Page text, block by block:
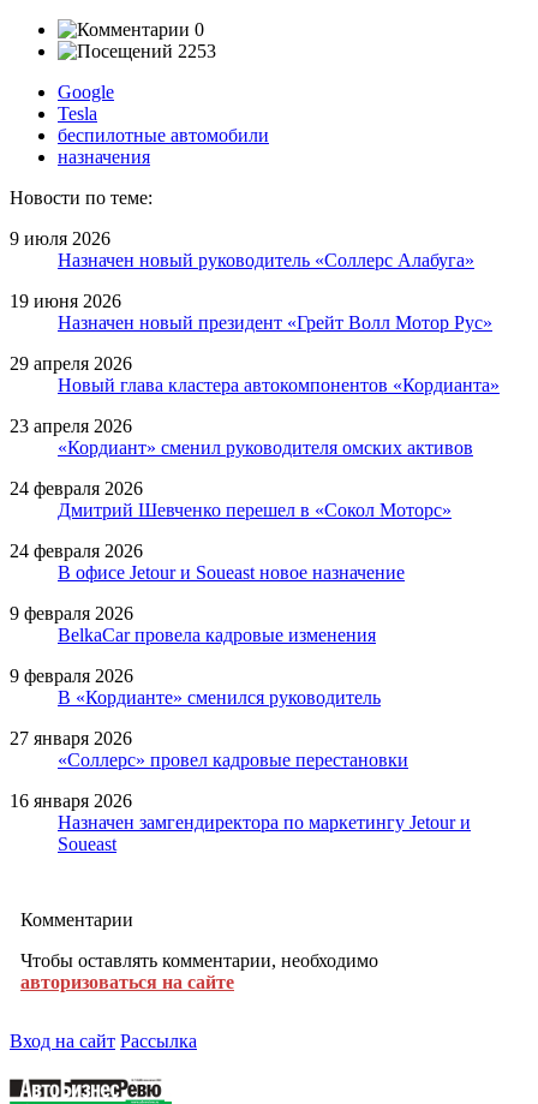
0
2253
Google
Tesla
беспилотные автомобили
назначения
Новости по теме:
9 июля 2026
Назначен новый руководитель «Соллерс Алабуга»
19 июня 2026
Назначен новый президент «Грейт Волл Мотор Рус»
29 апреля 2026
Новый глава кластера автокомпонентов «Кордианта»
23 апреля 2026
«Кордиант» сменил руководителя омских активов
24 февраля 2026
Дмитрий Шевченко перешел в «Сокол Моторс»
24 февраля 2026
В офисе Jetour и Soueast новое назначение
9 февраля 2026
BelkaCar провела кадровые изменения
9 февраля 2026
В «Кордианте» сменился руководитель
27 января 2026
«Соллерс» провел кадровые перестановки
16 января 2026
Назначен замгендиректора по маркетингу Jetour и
Soueast
Комментарии
Чтобы оставлять комментарии, необходимо
авторизоваться на сайте
Вход на сайт Рассылка